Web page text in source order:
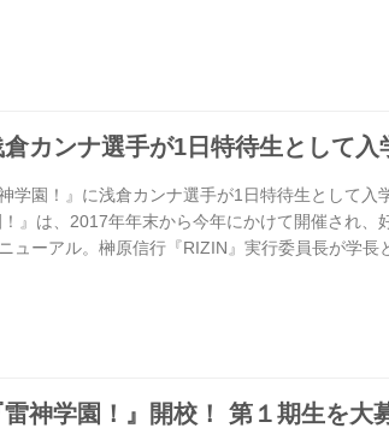
設する運びとなった。 新たに追加された2コース
Z / 一般会員（1日限定）」と、5名限定で補習（
倉カンナ選手が1日特待生として入
学園！』に浅倉カンナ選手が1日特待生として入
』は、2017年年末から今年にかけて開催され、
ューアル。榊原信行『RIZIN』実行委員長が学長
ループワーク、意見交換など毎回、テーマや趣向
画を生徒みんなで楽しみながら考えていくカリ
神学園！』開校！ 第１期生を大